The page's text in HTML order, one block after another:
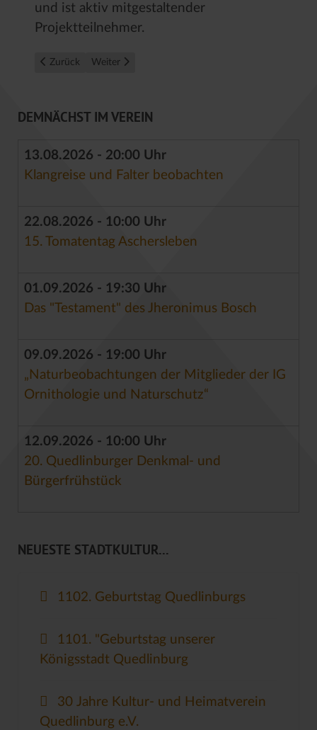
und ist aktiv mitgestaltender
Projektteilnehmer.
Vorheriger Beitrag: Quedlinburg als Klassik-Symbolort
Zurück Nächster Beitrag: 2022 feiert unsere Königsstadt
Weiter
DEMNÄCHST IM VEREIN
13.08.2026 - 20:00 Uhr
Klangreise und Falter beobachten
22.08.2026 - 10:00 Uhr
15. Tomatentag Aschersleben
01.09.2026 - 19:30 Uhr
Das "Testament" des Jheronimus Bosch
09.09.2026 - 19:00 Uhr
„Naturbeobachtungen der Mitglieder der IG
Ornithologie und Naturschutz“
12.09.2026 - 10:00 Uhr
20. Quedlinburger Denkmal- und
Bürgerfrühstück
NEUESTE STADTKULTUR...
1102. Geburtstag Quedlinburgs
1101. "Geburtstag unserer
Königsstadt Quedlinburg
30 Jahre Kultur- und Heimatverein
Quedlinburg e.V.